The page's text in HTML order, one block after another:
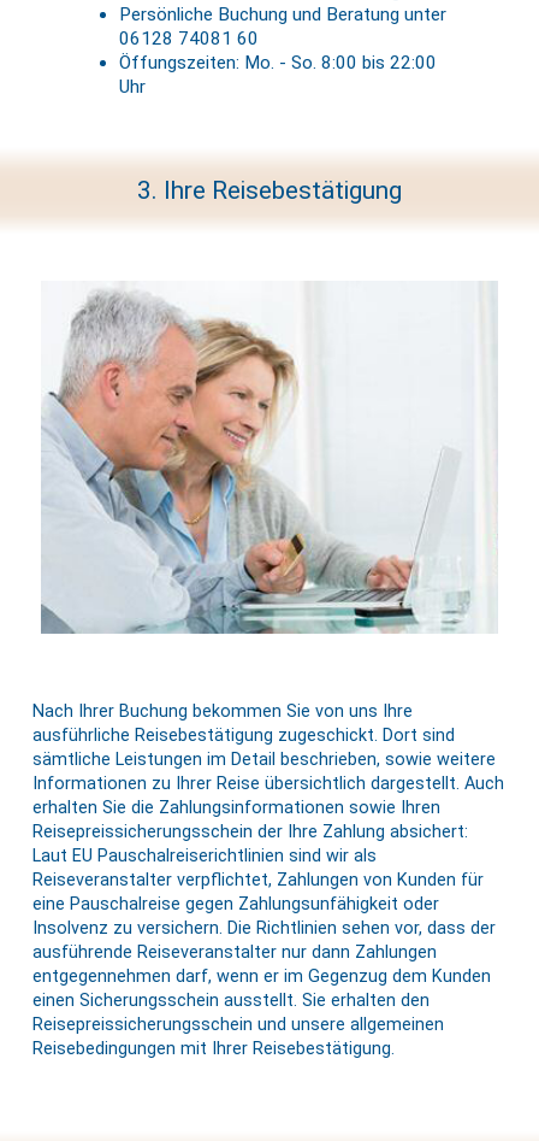
Persönliche Buchung und Beratung unter
06128 74081 60
Öffungszeiten: Mo. - So. 8:00 bis 22:00
Uhr
3. Ihre Reisebestätigung
Nach Ihrer Buchung bekommen Sie von uns Ihre
ausführliche Reisebestätigung zugeschickt. Dort sind
sämtliche Leistungen im Detail beschrieben, sowie weitere
Informationen zu Ihrer Reise übersichtlich dargestellt. Auch
erhalten Sie die Zahlungsinformationen sowie Ihren
Reisepreissicherungsschein der Ihre Zahlung absichert:
Laut EU Pauschalreiserichtlinien sind wir als
Reiseveranstalter verpflichtet, Zahlungen von Kunden für
eine Pauschalreise gegen Zahlungsunfähigkeit oder
Insolvenz zu versichern. Die Richtlinien sehen vor, dass der
ausführende Reiseveranstalter nur dann Zahlungen
entgegennehmen darf, wenn er im Gegenzug dem Kunden
einen Sicherungsschein ausstellt. Sie erhalten den
Reisepreissicherungsschein und unsere allgemeinen
Reisebedingungen mit Ihrer Reisebestätigung.